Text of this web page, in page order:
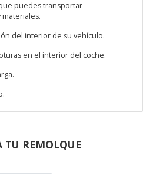
puedes transportar
materiales.
del interior de su vehículo.
en el interior del coche.
TU REMOLQUE